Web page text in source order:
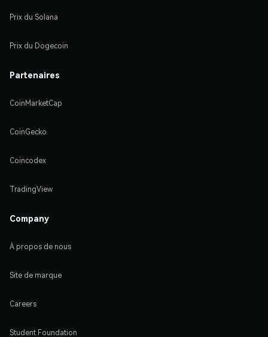
Prix du Solana
Prix du Dogecoin
Partenaires
CoinMarketCap
CoinGecko
Coincodex
TradingView
Company
À propos de nous
Site de marque
Careers
Student Foundation